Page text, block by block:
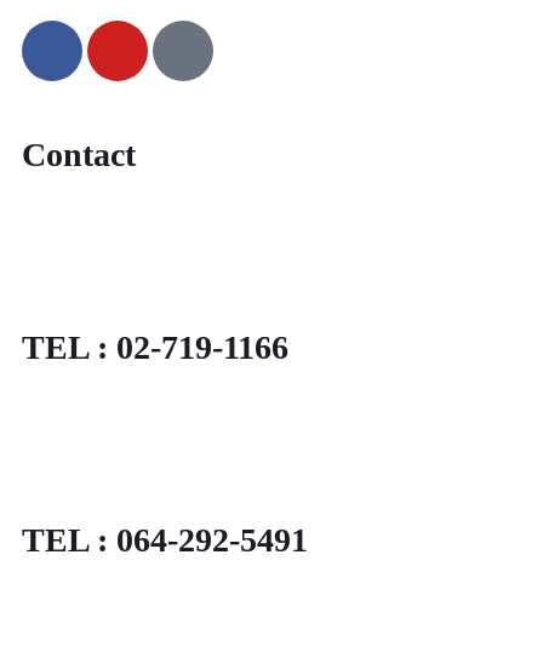
Contact
TEL : 02-719-1166
TEL : 064-292-5491